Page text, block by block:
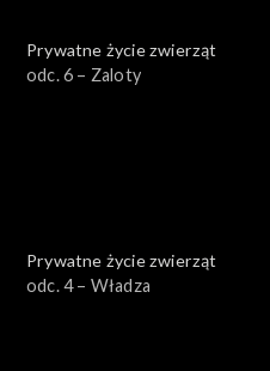
Prywatne życie zwierząt
odc. 6 – Zaloty
Prywatne życie zwierząt
odc. 4 – Władza